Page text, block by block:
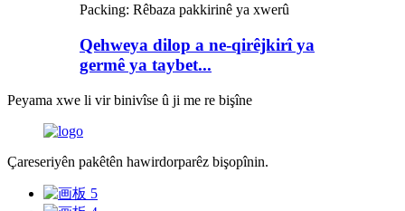
Packing: Rêbaza pakkirinê ya xwerû
Qehweya dilop a ne-qirêjkirî ya
germê ya taybet...
Peyama xwe li vir binivîse û ji me re bişîne
Çareseriyên pakêtên hawirdorparêz bişopînin.